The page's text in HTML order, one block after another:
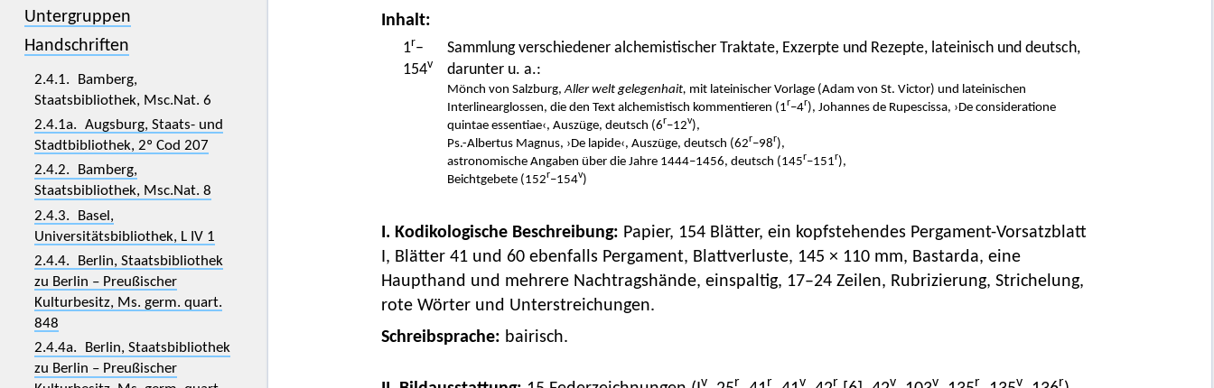
Untergruppen
Handschriften
2.4.1. Bamberg,
Staatsbibliothek, Msc.Nat. 6
2.4.1a. Augsburg, Staats- und
Stadtbibliothek, 2º Cod 207
2.4.2. Bamberg,
Staatsbibliothek, Msc.Nat. 8
2.4.3. Basel,
Universitätsbibliothek, L IV 1
2.4.4. Berlin, Staatsbibliothek
zu Berlin – Preußischer
Kulturbesitz, Ms. germ. quart.
848
2.4.4a. Berlin, Staatsbibliothek
zu Berlin – Preußischer
Inhalt:
1r–
154v
Sammlung verschiedener alchemistischer Traktate, Exzerpte und Rezepte, lateinisch und deutsch,
darunter u. a.:
Mönch von Salzburg,Aller welt gelegenhait, mit lateinischer Vorlage (Adam von St. Victor) und lateinischen
Interlinearglossen, die den Text alchemistisch kommentieren (1r–4r), Johannes de Rupescissa, ›De consideratione
quintae essentiae‹, Auszüge, deutsch (6r–12v),
Ps.-Albertus Magnus, ›De lapide‹, Auszüge, deutsch (62r–98r),
astronomische Angaben über die Jahre 1444–1456, deutsch (145r–151r),
Beichtgebete (152r–154v)
I. Kodikologische Beschreibung: Papier, 154 Blätter, ein kopfstehendes Pergament-Vorsatzblatt
I, Blätter 41 und 60 ebenfalls Pergament, Blattverluste, 145 × 110 mm, Bastarda, eine
Haupthand und mehrere Nachtragshände, einspaltig, 17–24 Zeilen, Rubrizierung, Strichelung,
rote Wörter und Unterstreichungen.
Schreibsprache: bairisch.
v r r v r v v r v r